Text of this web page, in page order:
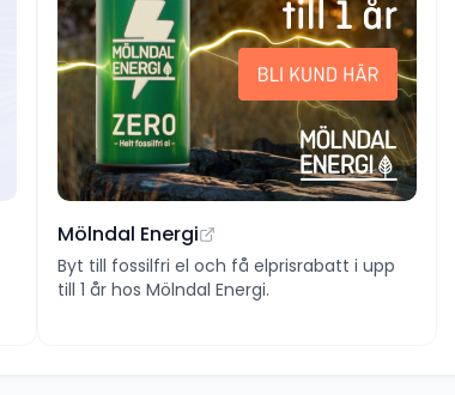
Mölndal Energi
Byt till fossilfri el och få elprisrabatt i upp
till 1 år hos Mölndal Energi.